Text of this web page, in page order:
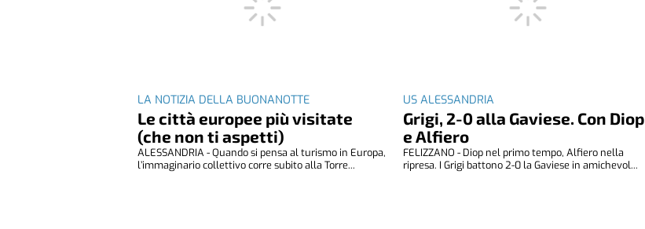
LA NOTIZIA DELLA BUONANOTTE
Le città europee più visitate
(che non ti aspetti)
ALESSANDRIA - Quando si pensa al turismo in Europa,
l’immaginario collettivo corre subito alla Torre...
US ALESSANDRIA
Grigi, 2-0 alla Gaviese. Con Diop
e Alfiero
FELIZZANO - Diop nel primo tempo, Alfiero nella
ripresa. I Grigi battono 2-0 la Gaviese in amichevol...